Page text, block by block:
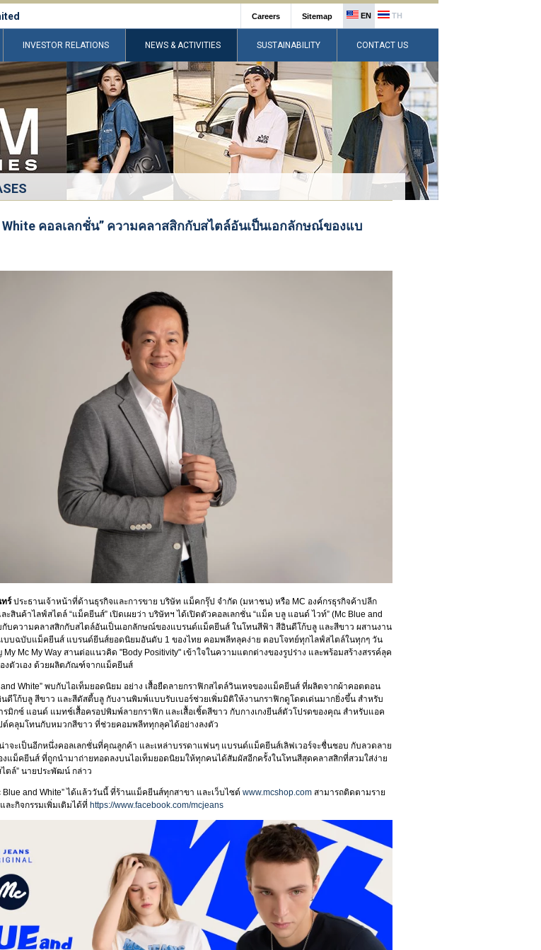
EN TH
Careers Sitemap
INVESTOR RELATIONS NEWS & ACTIVITIES SUSTAINABILITY CONTACT US
White คอลเลกชั่น” ความคลาสสิกกับสไตล์อันเป็นเอกลักษณ์ของแบ
ร์ประธานเจ้าหน้าที่ด้านธุรกิจและการขาย บริษัท แม็คกรุ๊ป จำกัด (มหาชน) หรือ MC องค์กรธุรกิจค้าปลีก
สินค้าไลฟ์สไตล์ “แม็คยีนส์” เปิดเผยว่า บริษัทฯ ได้เปิดตัวคอลเลกชั่น “แม็ค บลู แอนด์ ไวท์” (Mc Blue and
กับความคลาสสิกกับสไตล์อันเป็นเอกลักษณ์ของแบรนด์แม็คยีนส์ ในโทนสีฟ้า สีอินดีโก้บลู และสีขาว ผสานงาน
บบฉบับแม็คยีนส์ แบรนด์ยีนส์ยอดนิยมอันดับ 1 ของไทย คอมพลีทลุคง่าย ตอบโจทย์ทุกไลฟ์สไตล์ในทุกๆ วัน
Mc My Way สานต่อแนวคิด "Body Positivity" เข้าใจในความแตกต่างของรูปร่าง และพร้อมสร้างสรรค์ลุค
ตัวเอง ด้วยผลิตภัณฑ์จากแม็คยีนส์
and White” พบกับไอเท็มยอดนิยม อย่าง เสื้อยืดลายกราฟิกสไตล์วินเทจของแม็คยีนส์ ที่ผลิตจากผ้าคอตตอน
ดีโก้บลู สีขาว และสีดัสตี้บลู กับงานพิมพ์แบบรับเบอร์ช่วยเพิ่มมิติให้งานกราฟิกดูโดดเด่นมากยิ่งขึ้น สำหรับ
มิกซ์ แอนด์ แมทช์เสื้อครอปพิมพ์ลายกราฟิก และเสื้อเชิ้ตสีขาว กับกางเกงยีนส์ตัวโปรดของคุณ สำหรับแอค
ต์คลุมโทนกับหมวกสีขาว ที่ช่วยคอมพลีททุกลุคได้อย่างลงตัว
าจะเป็นอีกหนึ่งคอลเลกชั่นที่คุณลูกค้า และเหล่าบรรดาแฟนๆ แบรนด์แม็คยีนส์เลิฟเวอร์จะชื่นชอบ กับลวดลาย
งแม็คยีนส์ ที่ถูกนำมาถ่ายทอดลงบนไอเท็มยอดนิยมให้ทุกคนได้สัมผัสอีกครั้งในโทนสีสุดคลาสสิกที่สวมใส่ง่าย
ตล์” นายประพัฒน์ กล่าว
Blue and White” ได้แล้ววันนี้ ที่ร้านแม็คยีนส์ทุกสาขา และเว็บไซต์ www.mcshop.com สามารถติดตามราย
ละกิจกรรมเพิ่มเติมได้ที่ https://www.facebook.com/mcjeans